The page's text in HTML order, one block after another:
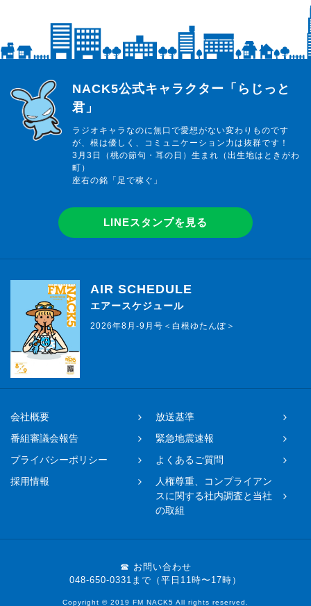
らじっと君
NACK5公式キャラクター「らじっと
君」
ラジオキャラなのに無口で愛想がない変わりものです
が、根は優しく、コミュニケーション力は抜群です！
3月3日（桃の節句・耳の日）生まれ（出生地はときがわ
町）
座右の銘「足で稼ぐ」
LINEスタンプを見る
AIR SCHEDULE
エアースケジュール
2026年8月-9月号＜白根ゆたんぽ＞
会社概要
放送基準
番組審議会報告
緊急地震速報
プライバシーポリシー
よくあるご質問
採用情報
人権尊重、コンプライアン
スに関する社内調査と当社
の取組
☎ お問い合わせ
048-650-0331まで（平日11時〜17時）
Copyright © 2019 FM NACK5 All rights reserved.